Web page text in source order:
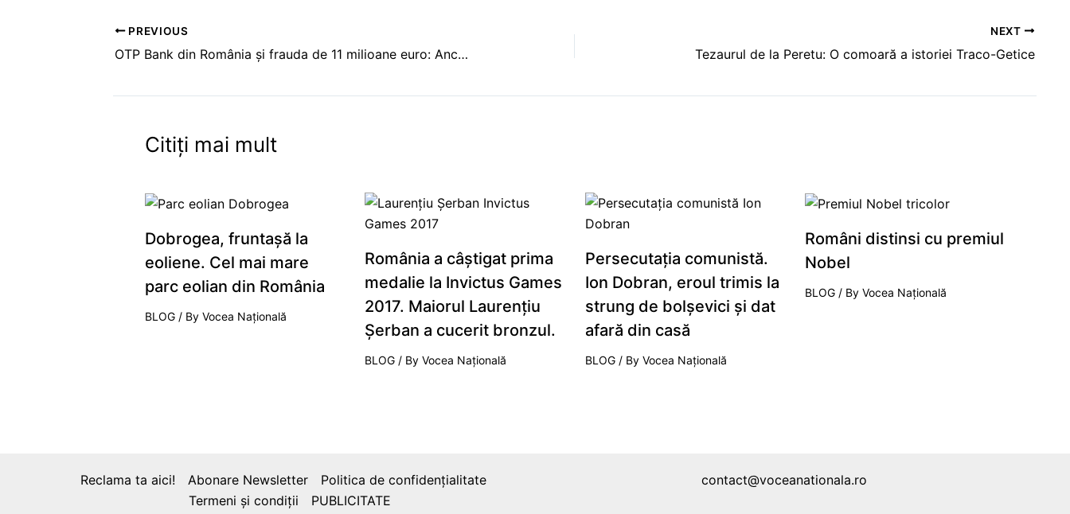
PREVIOUS
OTP Bank din România și frauda de 11 milioane euro: Ancheta DIICOT și decizia surprinzătoare
NEXT
Tezaurul de la Peretu: O comoară a istoriei Traco-Getice
Citiți mai mult
Dobrogea, fruntaşă la
eoliene. Cel mai mare
parc eolian din România
BLOG / By Vocea Națională
România a câştigat prima
medalie la Invictus Games
2017. Maiorul Laurenţiu
Şerban a cucerit bronzul.
BLOG / ByVocea Națională
Persecutaţia comunistă.
Ion Dobran, eroul trimis la
strung de bolşevici şi dat
afară din casă
BLOG/ By Vocea Națională
Români distinsi cu premiul
Nobel
BLOG/ By Vocea Națională
Reclama ta aici! Abonare Newsletter
Politica de confidențialitate
Termeni și condiții
PUBLICITATE
contact@voceanationala.ro